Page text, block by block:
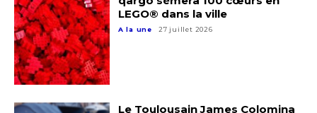
Adresse email*
Nom
LEGO® dans la ville
A la une 27 juillet 2026
Le Toulousain James Colomina